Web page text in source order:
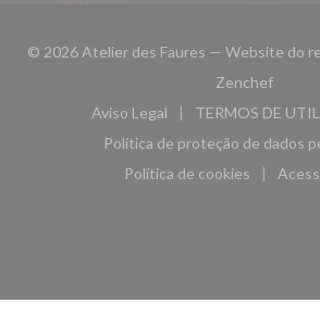
© 2026 Atelier des Faures — Website do
Zenchef((abre
Aviso Legal
((abre numa nova janela))
TERMOS DE
Política de proteção de dados
((abre
Política de cookies
((abre numa nova